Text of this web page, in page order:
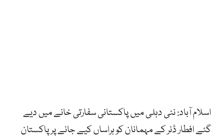
اسلام آباد: نئی دہلی میں پاکستانی سفارتی خانے میں دیے
گئے افطار ڈنر کے مہمانان کو ہراساں کیے جانے پر پاکستان